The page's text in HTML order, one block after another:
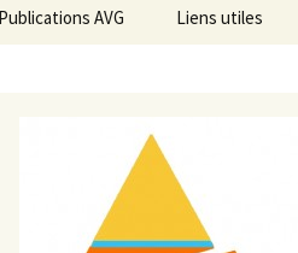
Publications AVG
Diaporama Exposition
minéralogique AVG 2016
Liens utiles